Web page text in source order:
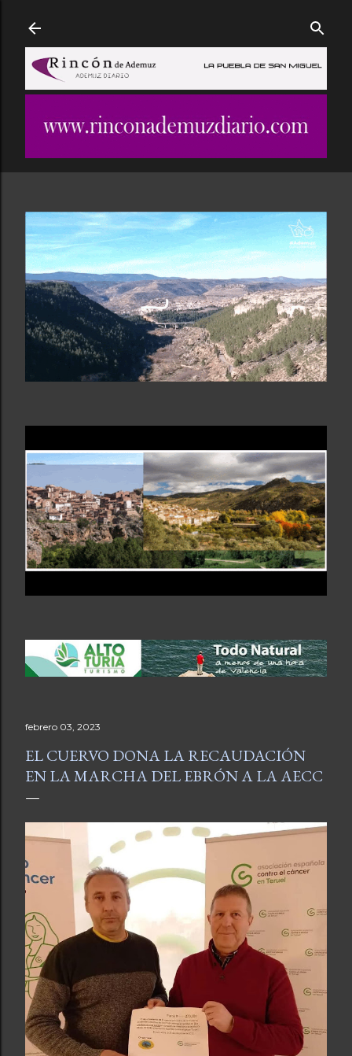
febrero 03, 2023
EL CUERVO DONA LA RECAUDACIÓN
EN LA MARCHA DEL EBRÓN A LA AECC